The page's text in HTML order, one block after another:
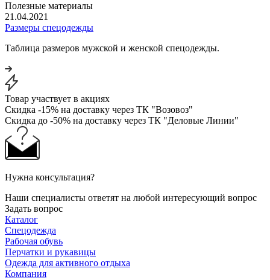
Полезные материалы
21.04.2021
Размеры спецодежды
Таблица размеров мужской и женской спецодежды.
Товар участвует в акциях
Скидка -15% на доставку через ТК "Возовоз"
Скидка до -50% на доставку через ТК "Деловые Линии"
Нужна консультация?
Наши специалисты ответят на любой интересующий вопрос
Задать вопрос
Каталог
Спецодежда
Рабочая обувь
Перчатки и рукавицы
Одежда для активного отдыха
Компания